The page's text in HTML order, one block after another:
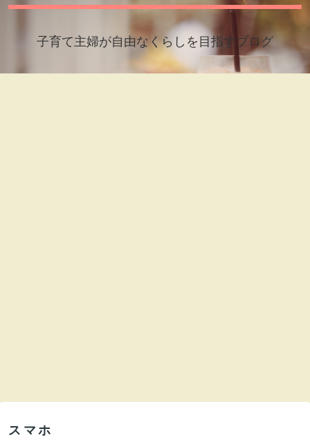
子育て主婦が自由なくらしを目指すブログ
スマホ